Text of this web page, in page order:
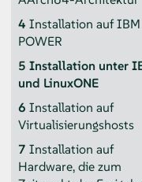
4 Installation auf IBM
POWER
5 Installation unter
und LinuxONE
6 Installation auf
Virtualisierungshosts
7 Installation auf
Hardware, die zum